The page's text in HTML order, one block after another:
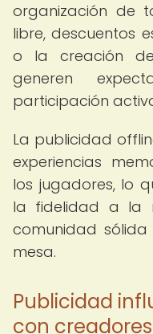
organización de
libre, descuentos
o la creación de
generen
participación
La publicidad
experiencias
los jugadores, lo
la fidelidad a la
comunidad
mesa.
Publicidad
con